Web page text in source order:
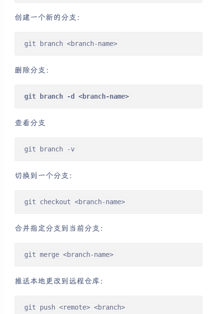
创建一个新的分支：
git branch <branch-name>
删除分支：
git branch -d <branch-name>
查看分支
git branch -v
切换到一个分支：
git checkout <branch-name>
合并指定分支到当前分支：
git merge <branch-name>
推送本地更改到远程仓库：